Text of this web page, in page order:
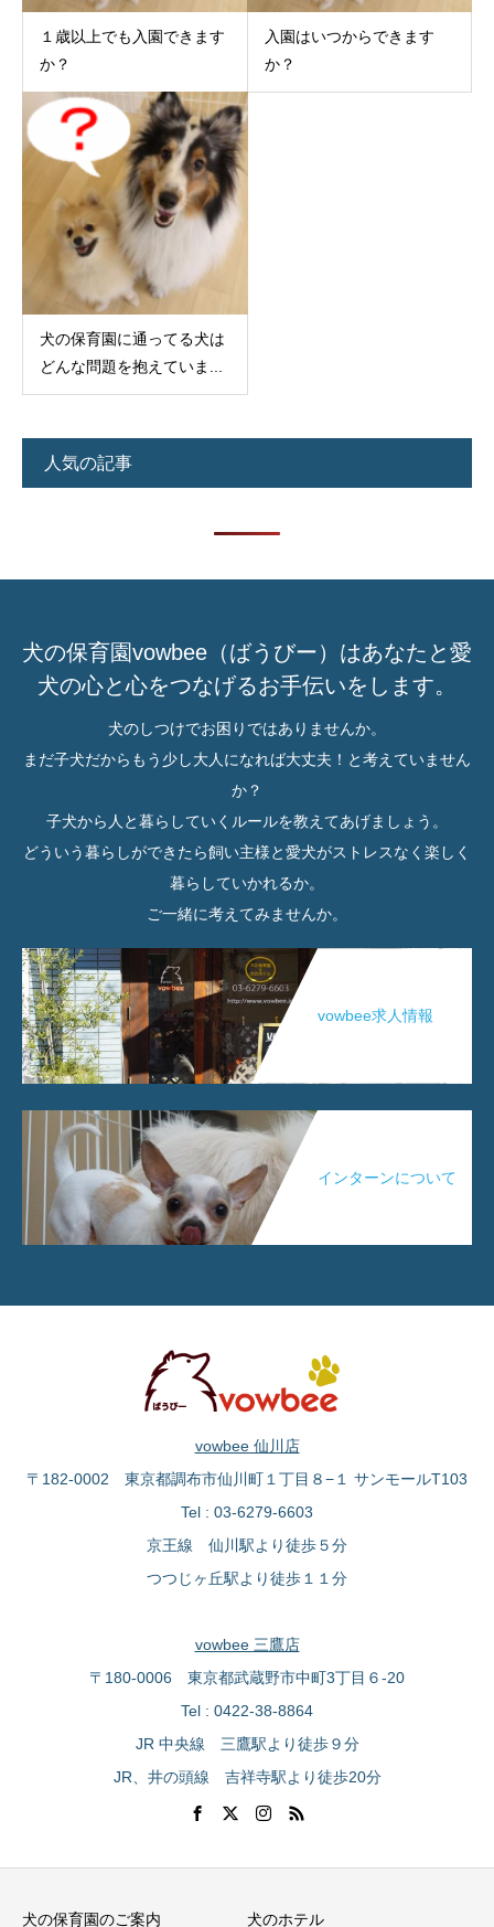
１歳以上でも入園できます
か？
入園はいつからできます
か？
犬の保育園に通ってる犬は
どんな問題を抱えていま...
人気の記事
犬の保育園vowbee（ばうびー）はあなたと愛
犬の心と心をつなげるお手伝いをします。
犬のしつけでお困りではありませんか。
まだ子犬だからもう少し大人になれば大丈夫！と考えていません
か？
子犬から人と暮らしていくルールを教えてあげましょう。
どういう暮らしができたら飼い主様と愛犬がストレスなく楽しく
暮らしていかれるか。
ご一緒に考えてみませんか。
vowbee求人情報
インターンについて
vowbee 仙川店
〒182-0002 東京都調布市仙川町１丁目８−１ サンモールT103
Tel : 03-6279-6603
京王線 仙川駅より徒歩５分
つつじヶ丘駅より徒歩１１分
vowbee 三鷹店
〒180-0006 東京都武蔵野市中町3丁目６-20
Tel : 0422-38-8864
JR 中央線 三鷹駅より徒歩９分
JR、井の頭線 吉祥寺駅より徒歩20分
犬の保育園のご案内 犬のホテル